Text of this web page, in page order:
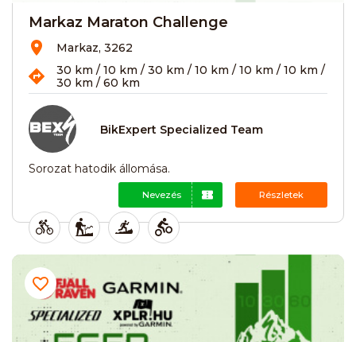
Markaz Maraton Challenge
Markaz, 3262
30 km / 10 km / 30 km / 10 km / 10 km / 10 km /
30 km / 60 km
BikExpert Specialized Team
Sorozat hatodik állomása.
Nevezés Részletek